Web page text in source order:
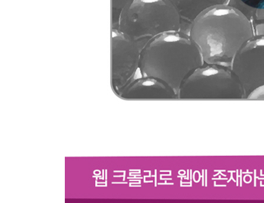
CHAPTER 13 이미지 처리와 텍스트 인식
13.1 라이브러리 개관
__13.1.2 테서랙트
__13.1.3 파이테서랙트
13.3 CAPTCHA 읽기와 테서랙트 훈련